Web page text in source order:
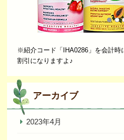
※紹介コード「IHA0286」を会計時
割引になりますよ♪
アーカイブ
2023年4月